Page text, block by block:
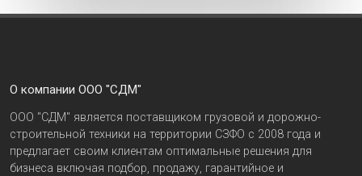
О компании ООО "СДМ"
ООО "СДМ" является поставщиком грузовой и дорожно-
строительной техники на территории СЗФО с 2008 года и
предлагает своим клиентам оптимальные решения для
бизнеса включая подбор, продажу, гарантийное и